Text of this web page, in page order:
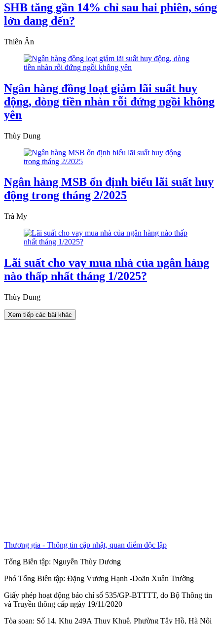
SHB tăng gần 14% chỉ sau hai phiên, sóng
lớn đang đến?
Thiên Ân
Ngân hàng đồng loạt giảm lãi suất huy
động, dòng tiền nhàn rỗi đứng ngồi không
yên
Thùy Dung
Ngân hàng MSB ổn định biểu lãi suất huy
động trong tháng 2/2025
Trà My
Lãi suất cho vay mua nhà của ngân hàng
nào thấp nhất tháng 1/2025?
Thùy Dung
Xem tiếp các bài khác
Thương gia - Thông tin cập nhật, quan điểm độc lập
Tổng Biên tập: Nguyễn Thùy Dương
Phó Tổng Biên tập: Đặng Vương Hạnh -Doãn Xuân Trường
Giấy phép hoạt động báo chí số 535/GP-BTTTT, do Bộ Thông tin
và Truyền thông cấp ngày 19/11/2020
Tòa soạn: Số 14, Khu 249A Thụy Khuê, Phường Tây Hồ, Hà Nội